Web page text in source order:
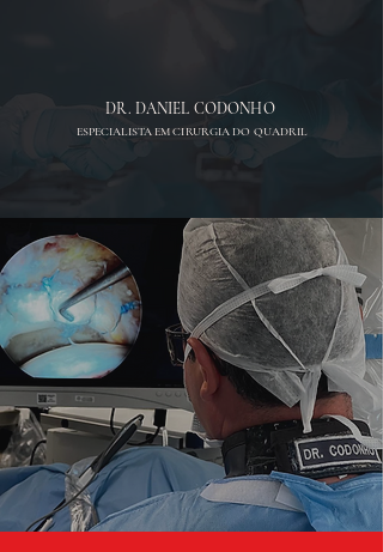
DR. DANIEL CODONHO
ESPECIALISTA EM CIRURGIA DO QUADRIL